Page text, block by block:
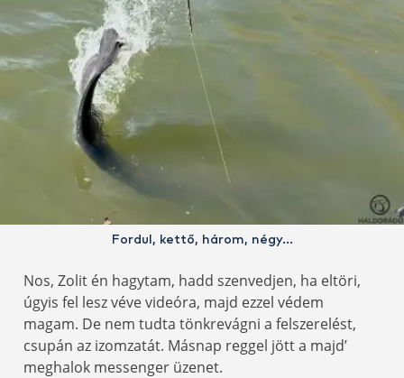
Fordul, kettő, három, négy…
Nos, Zolit én hagytam, hadd szenvedjen, ha eltöri,
úgyis fel lesz véve videóra, majd ezzel védem
magam. De nem tudta tönkrevágni a felszerelést,
csupán az izomzatát. Másnap reggel jött a majd’
meghalok messenger üzenet.